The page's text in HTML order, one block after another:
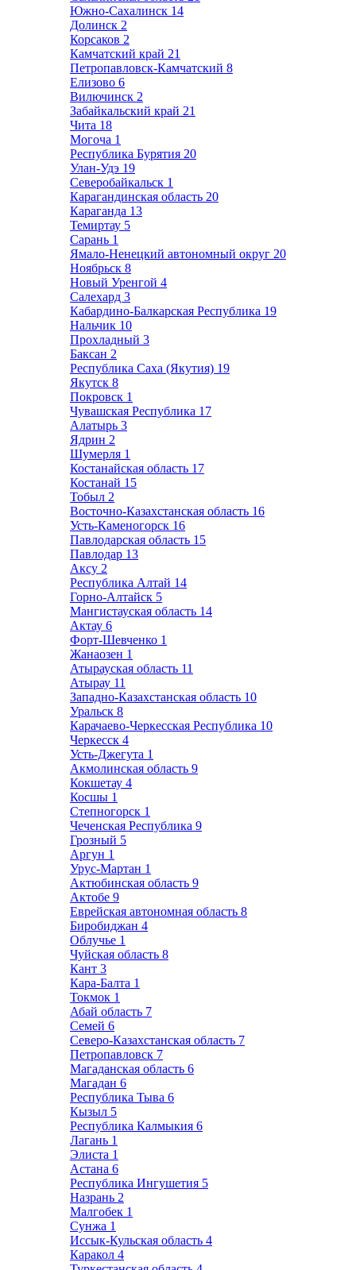
Южно-Сахалинск 14
Долинск 2
Корсаков 2
Камчатский край 21
Петропавловск-Камчатский 8
Елизово 6
Вилючинск 2
Забайкальский край 21
Чита 18
Могоча 1
Республика Бурятия 20
Улан-Удэ 19
Северобайкальск 1
Карагандинская область 20
Караганда 13
Темиртау 5
Сарань 1
Ямало-Ненецкий автономный округ 20
Ноябрьск 8
Новый Уренгой 4
Салехард 3
Кабардино-Балкарская Республика 19
Нальчик 10
Прохладный 3
Баксан 2
Республика Саха (Якутия) 19
Якутск 8
Покровск 1
Чувашская Республика 17
Алатырь 3
Ядрин 2
Шумерля 1
Костанайская область 17
Костанай 15
Тобыл 2
Восточно-Казахстанская область 16
Усть-Каменогорск 16
Павлодарская область 15
Павлодар 13
Аксу 2
Республика Алтай 14
Горно-Алтайск 5
Мангистауская область 14
Актау 6
Форт-Шевченко 1
Жанаозен 1
Атырауская область 11
Атырау 11
Западно-Казахстанская область 10
Уральск 8
Карачаево-Черкесская Республика 10
Черкесск 4
Усть-Джегута 1
Акмолинская область 9
Кокшетау 4
Косшы 1
Степногорск 1
Чеченская Республика 9
Грозный 5
Аргун 1
Урус-Мартан 1
Актюбинская область 9
Актобе 9
Еврейская автономная область 8
Биробиджан 4
Облучье 1
Чуйская область 8
Кант 3
Кара-Балта 1
Токмок 1
Абай область 7
Семей 6
Северо-Казахстанская область 7
Петропавловск 7
Магаданская область 6
Магадан 6
Республика Тыва 6
Кызыл 5
Республика Калмыкия 6
Лагань 1
Элиста 1
Астана 6
Республика Ингушетия 5
Назрань 2
Малгобек 1
Сунжа 1
Иссык-Кульская область 4
Каракол 4